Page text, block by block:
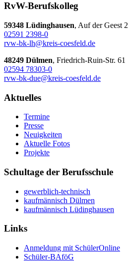
RvW-Berufskolleg
59348 Lüdinghausen, Auf der Geest 2
02591 2398-0
rvw-bk-lh@kreis-coesfeld.de
48249 Dülmen, Friedrich-Ruin-Str. 61
02594 78303-0
rvw-bk-due@kreis-coesfeld.de
Aktuelles
Termine
Presse
Neuigkeiten
Aktuelle Fotos
Projekte
Schultage der Berufsschule
gewerblich-technisch
kaufmännisch Dülmen
kaufmännisch Lüdinghausen
Links
Anmeldung mit SchülerOnline
Schüler-BAföG